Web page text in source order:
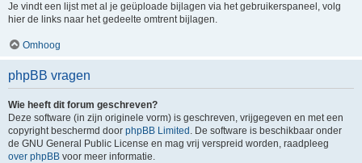
Je vindt een lijst met al je geüploade bijlagen via het gebruikerspaneel, volg
hier de links naar het gedeelte omtrent bijlagen.
Omhoog
phpBB vragen
Wie heeft dit forum geschreven?
Deze software (in zijn originele vorm) is geschreven, vrijgegeven en met een
copyright beschermd door phpBB Limited . De software is beschikbaar onder
de GNU General Public License en mag vrij verspreid worden, raadpleeg
over phpBB voor meer informatie.